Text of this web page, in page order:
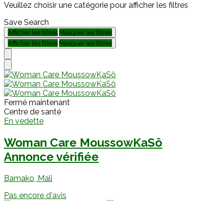
Veuillez choisir une catégorie pour afficher les filtres
Save Search
Afficher les filtres Masquer les filtres
Afficher les filtres Masquer les filtres
Fermé maintenant
Centre de santé
En vedette
Woman Care MoussowKaSô
Annonce vérifiée
Bamako, Mali
Pas encore d'avis